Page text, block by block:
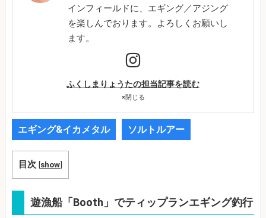
インフィールドに、エギング／アジング
を楽しんでおります。よろしくお願いし
ます。
ふくしまりょうたの担当記事を読む
×閉じる
エギング&イカメタル ソルトルアー
目次 [show]
遊漁船「Booth」でティップランエギング釣行